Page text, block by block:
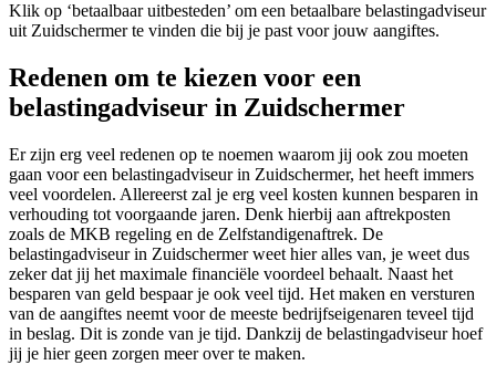
Klik op ‘betaalbaar uitbesteden’ om een betaalbare belastingadviseur
uit Zuidschermer te vinden die bij je past voor jouw aangiftes.
Redenen om te kiezen voor een
belastingadviseur in Zuidschermer
Er zijn erg veel redenen op te noemen waarom jij ook zou moeten
gaan voor een belastingadviseur in Zuidschermer, het heeft immers
veel voordelen. Allereerst zal je erg veel kosten kunnen besparen in
verhouding tot voorgaande jaren. Denk hierbij aan aftrekposten
zoals de MKB regeling en de Zelfstandigenaftrek. De
belastingadviseur in Zuidschermer weet hier alles van, je weet dus
zeker dat jij het maximale financiële voordeel behaalt. Naast het
besparen van geld bespaar je ook veel tijd. Het maken en versturen
van de aangiftes neemt voor de meeste bedrijfseigenaren teveel tijd
in beslag. Dit is zonde van je tijd. Dankzij de belastingadviseur hoef
jij je hier geen zorgen meer over te maken.